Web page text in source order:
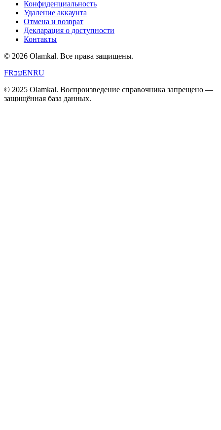
Конфиденциальность
Удаление аккаунта
Отмена и возврат
Декларация о доступности
Контакты
© 2026 Olamkal. Все права защищены.
FRעבENRU
© 2025 Olamkal. Воспроизведение справочника запрещено —
защищённая база данных.